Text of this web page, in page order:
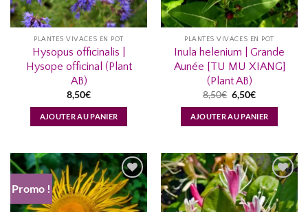
PLANTES VIVACES EN POT
Hysopus officinalis |
Hysope officinal (Plant
AB)
8,50€
AJOUTER AU PANIER
PLANTES VIVACES EN POT
Inula helenium | Grande
Aunée [TU MU XIANG]
(Plant AB)
8,50€ Le
prix
initial
était :
8,50€.
6,50€Le
actuel
est :
6,50€.
AJOUTER AU PANIER
Promo !
AJOUTER
À MA
AJOUTER
À MA